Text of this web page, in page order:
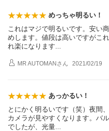
めっちゃ明るい！
これはマジで明るいです。安い
めします。値段は高いですがこ
れ楽になります
MR AUTOMANさん 2021/02/19
あっかるい！
とにかく明るいです（笑）夜間
カメラが見やすくなります。バ
でしたが、光量